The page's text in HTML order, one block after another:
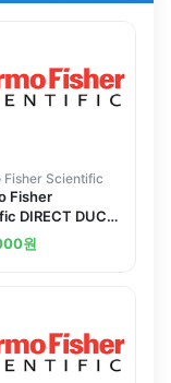
Fisher Scientific
Fisher
DIRECT DUCT
1.8
원